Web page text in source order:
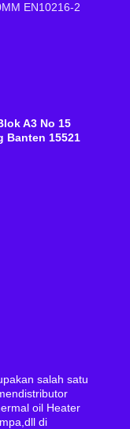
EN10216-2
A3 No 15
Banten 15521
salah satu
oil Heater
di